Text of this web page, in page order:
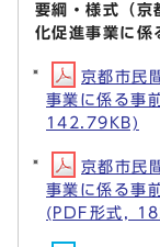
要綱・様式（京
化促進事業に係
京都市民
事業に係る事
142.79KB)
京都市民
事業に係る事
(PDF形式,